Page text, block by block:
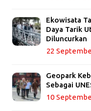
Ekowisata
Daya Tarik
Diluncurkan
22
Geopark
Sebagai
10